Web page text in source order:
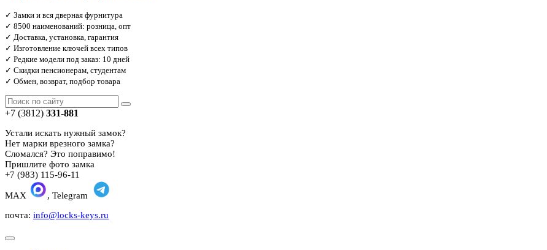
✓ Замки и вся дверная фурнитура
✓ 8500 наименований: розница, опт
✓ Доставка, установка, гарантия
✓ Изготовление ключей всех типов
✓ Редкие модели под заказ: 10 дней
✓ Скидки пенсионерам, студентам
✓ Обмен, возврат, подбор товара
+7 (3812) 331-881
Устали искать нужный замок?
Нет марки врезного замка?
Сломался? Это поправимо!
Пришлите фото замка
+7 (983) 115-96-11
MAX
, Telegram
почта: info@locks-keys.ru